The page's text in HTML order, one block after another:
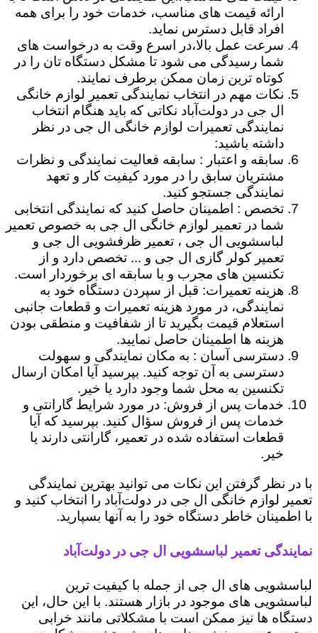
ارائه قیمت های مناسب، خدمات خود را برای همه
افراد قابل دسترس نماید.
سرعت عمل بالا،در اسرع وقت به درخواست های
شما رسیدگی می شود تا مشکل دستگاه تان را در
کوتاه ترین زمان ممکن برطرف نمایند.
نکات مهم در انتخاب نمایندگی تعمیر لوازم خانگی
ال جی در دولت‌آباد نکاتی که باید هنگام انتخاب
نمایندگی تعمیرات لوازم خانگی ال جی در نظر
داشته باشید:
سابقه و اعتبار : سابقه فعالیت نمایندگی و نظرات
مشتریان سابق را در مورد کیفیت کار و تعهد
نمایندگی جستجو کنید.
تخصص : اطمینان حاصل کنید که نمایندگی انتخابی
شما در تعمیر لوازم خانگی ال جی به خصوص تعمیر
لباسشویی ال جی ، تعمیر ظرفشویی ال جی و
تعمیر کولر گازی ال جی و ... تخصص دارد و از
تکنسین های مجرب و با سابقه ای برخوردار است.
هزینه تعمیرات: قبل از سپردن دستگاه خود به
نمایندگی، در مورد هزینه تعمیرات و قطعات جانبی
استعلام قیمت بگیرید تا از شفافیت و منطقی بودن
هزینه ها اطمینان حاصل نمایید.
دسترسی آسان : به مکان نمایندگی و سهولت
دسترسی به آن توجه کنید. بپرسید آیا امکان ارسال
تکنسین به محل شما وجود دارد یا خیر.
خدمات پس از فروش: در مورد شرایط گارانتی و
خدمات پس از فروش سؤال کنید. بپرسید که آیا
قطعات استفاده شده در تعمیر، گارانتی دارند یا
خیر.
با در نظر گرفتن این نکات می توانید بهترین نمایندگی
تعمیر لوازم خانگی ال جی در دولت‌آباد را انتخاب کنید و
با اطمینان خاطر دستگاه خود را به آنها بسپارید.
نمایندگی تعمیر لباسشویی ال جی در دولت‌آباد
لباسشویی های ال جی از جمله با کیفیت ترین
لباسشویی های موجود در بازار هستند. با این حال، این
دستگاه ها نیز ممکن است با مشکلاتی مانند خرابی